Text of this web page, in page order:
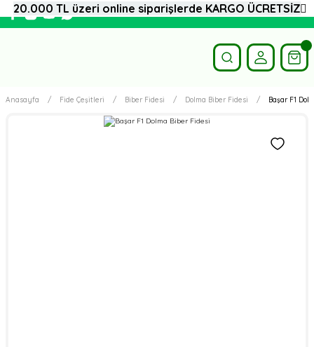
Anasayfa Fide Çeşitleri Biber Fidesi Dolma Biber Fidesi Başar F1
20.000 TL üzeri online siparişlerde KARGO ÜCRETSİZ